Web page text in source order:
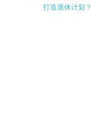
打造退休计划？